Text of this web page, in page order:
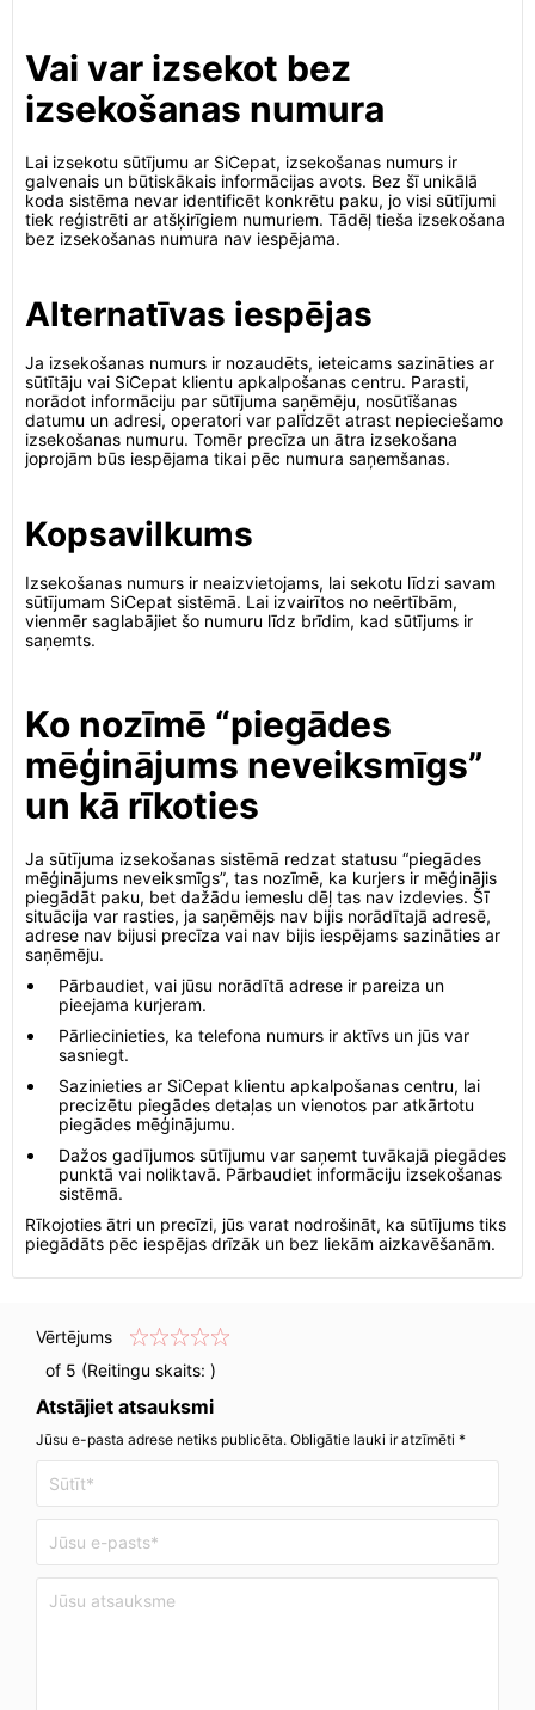
Vai var izsekot bez
izsekošanas numura
Lai izsekotu sūtījumu ar SiCepat, izsekošanas numurs ir
galvenais un būtiskākais informācijas avots. Bez šī unikālā
koda sistēma nevar identificēt konkrētu paku, jo visi sūtījumi
tiek reģistrēti ar atšķirīgiem numuriem. Tādēļ tieša izsekošana
bez izsekošanas numura nav iespējama.
Alternatīvas iespējas
Ja izsekošanas numurs ir nozaudēts, ieteicams sazināties ar
sūtītāju vai SiCepat klientu apkalpošanas centru. Parasti,
norādot informāciju par sūtījuma saņēmēju, nosūtīšanas
datumu un adresi, operatori var palīdzēt atrast nepieciešamo
izsekošanas numuru. Tomēr precīza un ātra izsekošana
joprojām būs iespējama tikai pēc numura saņemšanas.
Kopsavilkums
Izsekošanas numurs ir neaizvietojams, lai sekotu līdzi savam
sūtījumam SiCepat sistēmā. Lai izvairītos no neērtībām,
vienmēr saglabājiet šo numuru līdz brīdim, kad sūtījums ir
saņemts.
Ko nozīmē “piegādes
mēģinājums neveiksmīgs”
un kā rīkoties
Ja sūtījuma izsekošanas sistēmā redzat statusu “piegādes
mēģinājums neveiksmīgs”, tas nozīmē, ka kurjers ir mēģinājis
piegādāt paku, bet dažādu iemeslu dēļ tas nav izdevies. Šī
situācija var rasties, ja saņēmējs nav bijis norādītajā adresē,
adrese nav bijusi precīza vai nav bijis iespējams sazināties ar
saņēmēju.
Pārbaudiet, vai jūsu norādītā adrese ir pareiza un
pieejama kurjeram.
Pārliecinieties, ka telefona numurs ir aktīvs un jūs var
sasniegt.
Sazinieties ar SiCepat klientu apkalpošanas centru, lai
precizētu piegādes detaļas un vienotos par atkārtotu
piegādes mēģinājumu.
Dažos gadījumos sūtījumu var saņemt tuvākajā piegādes
punktā vai noliktavā. Pārbaudiet informāciju izsekošanas
sistēmā.
Rīkojoties ātri un precīzi, jūs varat nodrošināt, ka sūtījums tiks
piegādāts pēc iespējas drīzāk un bez liekām aizkavēšanām.
Vērtējums
of 5 (Reitingu skaits: )
Atstājiet atsauksmi
Jūsu e-pasta adrese netiks publicēta. Obligātie lauki ir atzīmēti *